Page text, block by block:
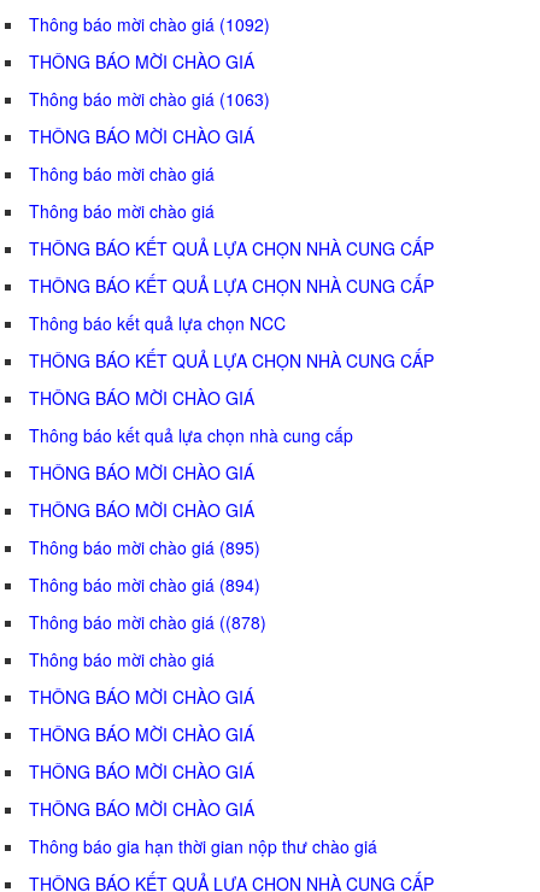
Thông báo mời chào giá (1092)
THÔNG BÁO MỜI CHÀO GIÁ
Thông báo mời chào giá (1063)
THÔNG BÁO MỜI CHÀO GIÁ
Thông báo mời chào giá
Thông báo mời chào giá
THÔNG BÁO KẾT QUẢ LỰA CHỌN NHÀ CUNG CẤP
THÔNG BÁO KẾT QUẢ LỰA CHỌN NHÀ CUNG CẤP
Thông báo kết quả lựa chọn NCC
THÔNG BÁO KẾT QUẢ LỰA CHỌN NHÀ CUNG CẤP
THÔNG BÁO MỜI CHÀO GIÁ
Thông báo kết quả lựa chọn nhà cung cấp
THÔNG BÁO MỜI CHÀO GIÁ
THÔNG BÁO MỜI CHÀO GIÁ
Thông báo mời chào giá (895)
Thông báo mời chào giá (894)
Thông báo mời chào giá ((878)
Thông báo mời chào giá
THÔNG BÁO MỜI CHÀO GIÁ
THÔNG BÁO MỜI CHÀO GIÁ
THÔNG BÁO MỜI CHÀO GIÁ
THÔNG BÁO MỜI CHÀO GIÁ
Thông báo gia hạn thời gian nộp thư chào giá
THÔNG BÁO KẾT QUẢ LỰA CHỌN NHÀ CUNG CẤP